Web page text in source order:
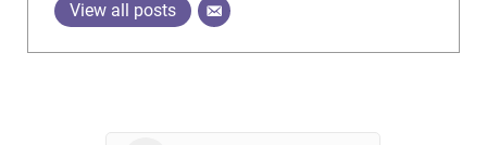
View all posts